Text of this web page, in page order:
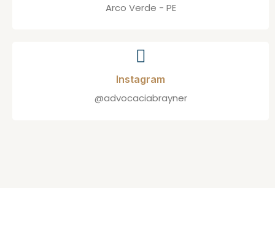
Arco Verde - PE
Instagram
@advocaciabrayner